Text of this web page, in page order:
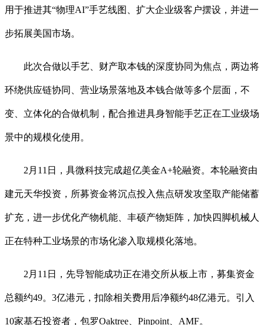
用于推进其“物理AI”手艺线图、扩大企业级客户摆设，并进一
步拓展美国市场。
此次合做以手艺、财产取本钱的深度协同为焦点，两边将
环绕供应链协同、营业场景落地及本钱合做等多个层面，不
变、立体化的合做机制，配合推进具身智能手艺正在工业级场
景中的规模化使用。
2月11日，具微科技完成超亿美金A+轮融资。本轮融资由
建元天华投资，所募资金将沉点投入焦点研发攻坚取产能储蓄
扩充，进一步优化产物机能、丰硕产物矩阵，加快四脚机械人
正在特种工业场景的市场化渗入取规模化落地。
2月11日，先导智能成功正在港交所从板上市，募集资金
总额约49。3亿港元，扣除相关费用后净额约48亿港元。引入
10家基石投资者，包罗Oaktree、Pinpoint、AMF。